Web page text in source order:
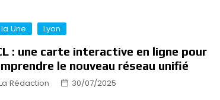
Une Lyon
: une carte interactive en ligne pour
le nouveau réseau unifié
Rédaction 30/07/2025